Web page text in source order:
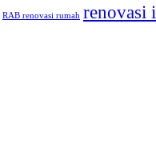
RAB renovasi rumah renovasi